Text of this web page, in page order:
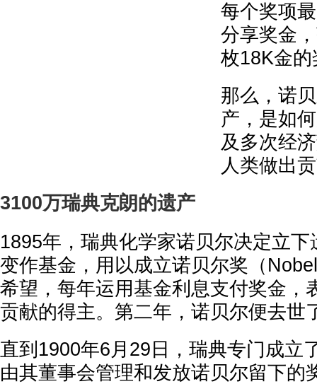
每个奖项
分享奖金
枚18K金
那么，诺
产，是如
及多次经
人类做出
3100万瑞典克朗的遗产
1895年，瑞典化学家诺贝尔决定立
变作基金，用以成立诺贝尔奖（
希望，每年运用基金利息支付奖金，
贡献的得主。第二年，诺贝尔便去世
直到1900年6月29日，瑞典专门成立
由其董事会管理和发放诺贝尔留下的